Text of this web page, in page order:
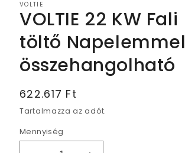
VOLTIE
VOLTIE 22 KW Fali
töltő Napelemmel
összehangolható
Normál
ár
622.617 Ft
Tartalmazza az adót.
Mennyiség